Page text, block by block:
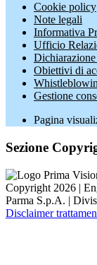
Cookie policy
Note legali
Informativa
Ufficio
Obiettivi di
Gestione
Pagina
Sezione
Copyright 2026 |
Parma S.p.A. |
Disclaimer